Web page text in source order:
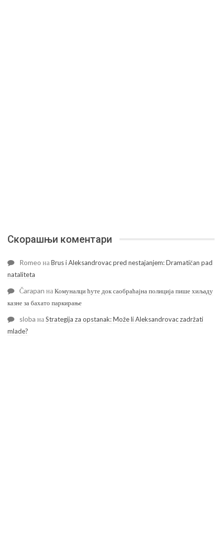
Скорашњи коментари
Romeo наBrus i Aleksandrovac pred nestajanjem: Dramatičan pad
nataliteta
Čarapan наКомуналци ћуте док саобраћајна полиција пише хиљаду
казне за бахато паркирање
sloba наStrategija za opstanak: Može li Aleksandrovac zadržati
mlade?